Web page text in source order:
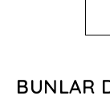
BUNLAR